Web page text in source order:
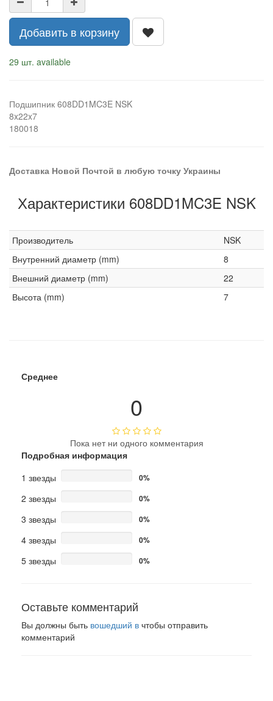
Добавить в корзину
29 шт. available
Подшипник 608DD1MC3E NSK
8x22x7
180018
Доставка Новой Почтой в любую точку Украины
Характеристики 608DD1MC3E NSK
Производитель
NSK
Внутренний диаметр (mm)
8
Внешний диаметр (mm)
22
Высота (mm)
7
Среднее
0
Пока нет ни одного комментария
Подробная информация
1 звезды
0%
2 звезды 0%
3 звезды 0%
4 звезды 0%
5 звезды 0%
Оставьте комментарий
Вы должны быть вошедший в чтобы отправить
комментарий